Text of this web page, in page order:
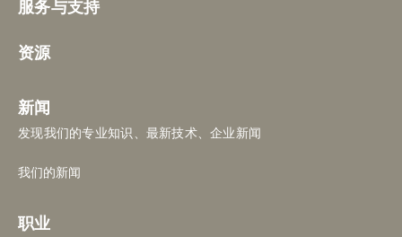
服务与支持
资源
新闻
发现我们的专业知识、最新技术、企业新闻
我们的新闻
职业